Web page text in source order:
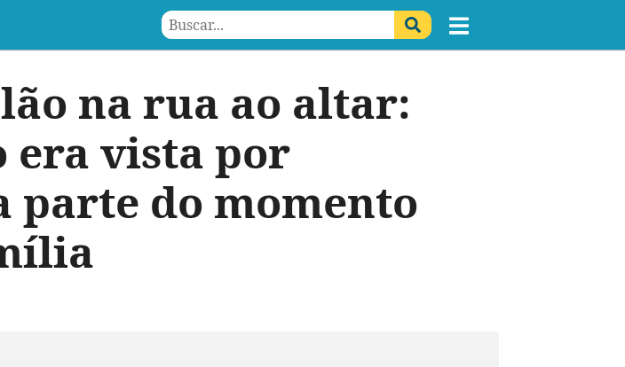
na rua ao altar:
era vista por
parte do momento